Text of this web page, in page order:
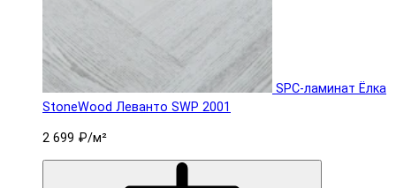
SPC-ламинат Ëлка
StoneWood Леванто SWP 2001
2 699 ₽/м²